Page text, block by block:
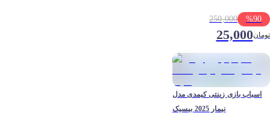
250,000 %90
25,000تومان
اسباب بازی زینتی کیمدی مدل
نیمار 2025 بیسیک